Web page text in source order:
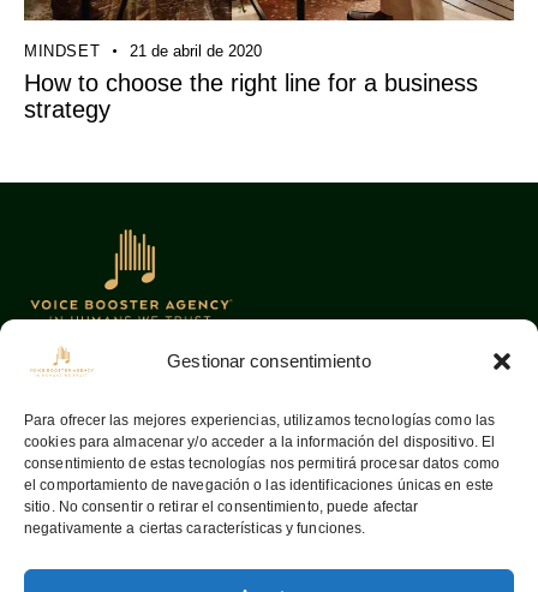
Gestionar consentimiento
Para ofrecer las mejores experiencias, utilizamos tecnologías como las
cookies para almacenar y/o acceder a la información del dispositivo. El
consentimiento de estas tecnologías nos permitirá procesar datos como
el comportamiento de navegación o las identificaciones únicas en este
sitio. No consentir o retirar el consentimiento, puede afectar
negativamente a ciertas características y funciones.
MINDSET 21 de abril de 2020
How to choose the right line for a business
strategy
08036Barcelona —
Aribau, 142
info@voiceboosteragency.com
Home
Sobre nosotros
Servicios